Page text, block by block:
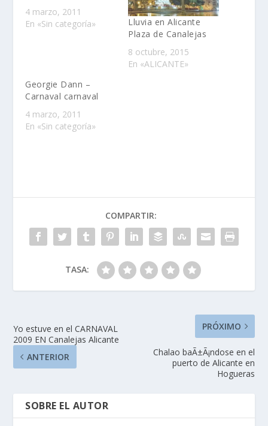
4 marzo, 2011
En «Sin categoría»
Lluvia en Alicante
Plaza de Canalejas
8 octubre, 2015
En «ALICANTE»
Georgie Dann –
Carnaval carnaval
4 marzo, 2011
En «Sin categoría»
COMPARTIR:
TASA:
Yo estuve en el CARNAVAL
2009 EN Canalejas Alicante
ANTERIOR
PRÓXIMO
Chalao baÃ±Ã¡ndose en el
puerto de Alicante en
Hogueras
SOBRE EL AUTOR